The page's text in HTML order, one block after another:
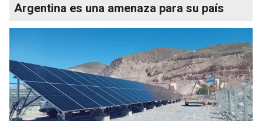
Argentina es una amenaza para su país